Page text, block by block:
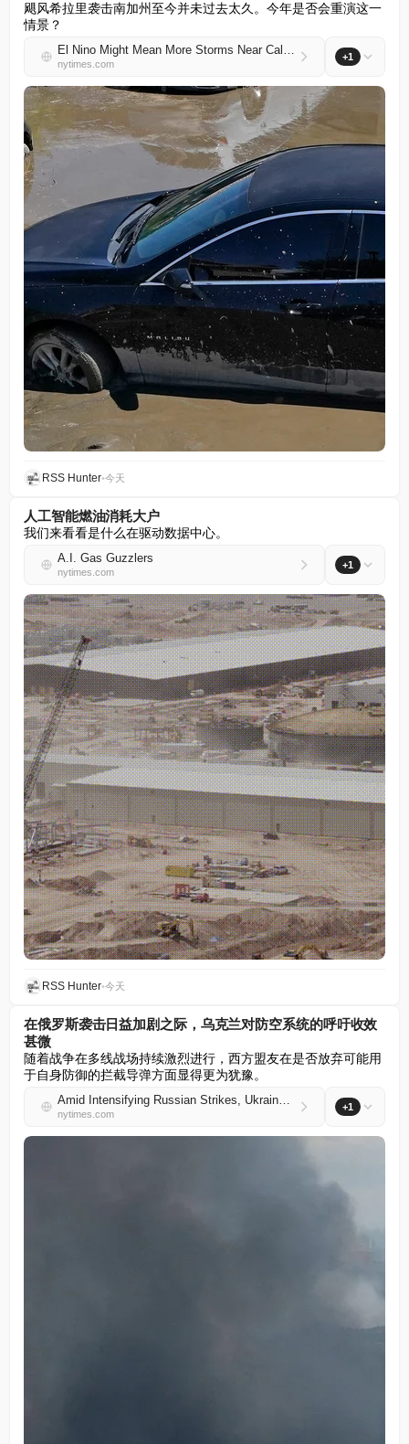
飓风希拉里袭击南加州至今并未过去太久。今年是否会重演这一
情景？
El Nino Might Mean More Storms Near California Than the Atlantic Coast
nytimes.com
+1
RSS Hunter•今天
人工智能燃油消耗大户
我们来看看是什么在驱动数据中心。
A.I. Gas Guzzlers
nytimes.com
+1
RSS Hunter•今天
在俄罗斯袭击日益加剧之际，乌克兰对防空系统的呼吁收效
甚微
随着战争在多线战场持续激烈进行，西方盟友在是否放弃可能用
于自身防御的拦截导弹方面显得更为犹豫。
Amid Intensifying Russian Strikes, Ukraine’s Pleas for Air Defenses Are Falling Flat
nytimes.com
+1